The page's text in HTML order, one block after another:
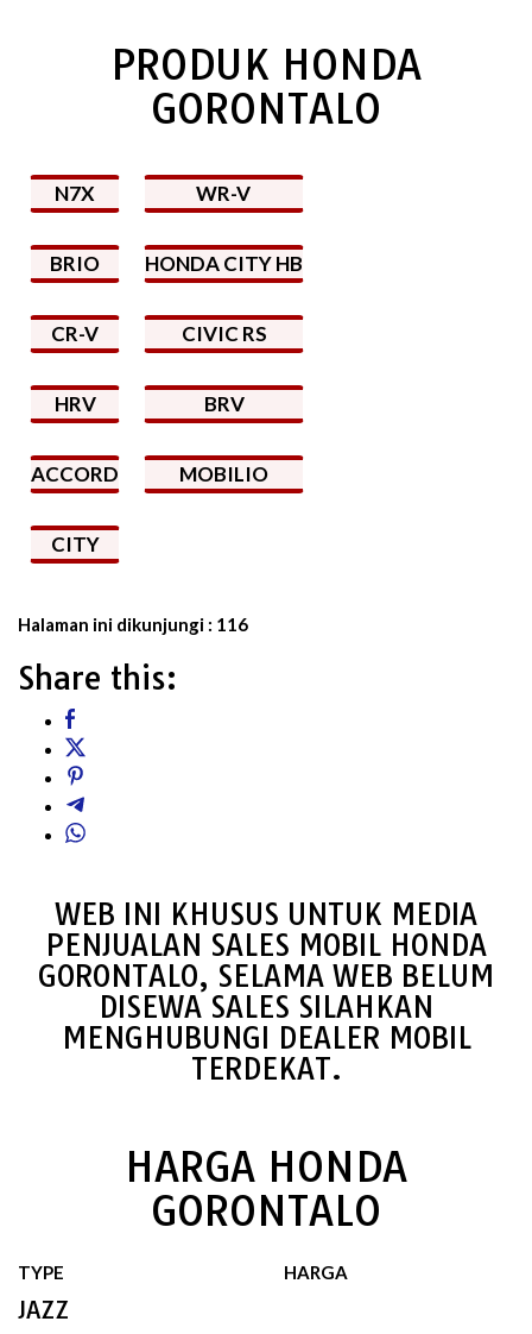
PRODUK HONDA
GORONTALO
N7X WR-V
BRIO HONDA CITY HB
CR-V CIVIC RS
HRV BRV
ACCORD MOBILIO
CITY
Halaman ini dikunjungi : 116
Share this:
WEB INI KHUSUS UNTUK MEDIA
PENJUALAN SALES MOBIL HONDA
GORONTALO, SELAMA WEB BELUM
DISEWA SALES SILAHKAN
MENGHUBUNGI DEALER MOBIL
TERDEKAT.
HARGA HONDA
GORONTALO
TYPE HARGA
JAZZ